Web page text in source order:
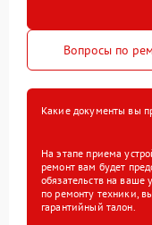
Вопросы по
Какие документы вы
На этапе приема
ремонт вам будет
обязательств на ваше
по ремонту техники,
гарантийный талон.